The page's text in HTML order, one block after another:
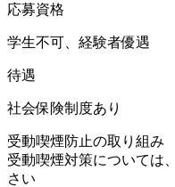
応募資格
学生不可、経験者優遇
待遇
社会保険制度あり
受動喫煙防止の取り組み
受動喫煙対策については
さい